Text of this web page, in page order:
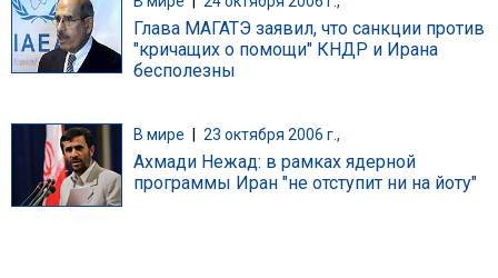
Глава МАГАТЭ заявил, что санкции против
"кричащих о помощи" КНДР и Ирана
бесполезны
В мире | 23 октября 2006 г.,
Ахмади Нежад: в рамках ядерной
программы Иран "не отступит ни на йоту"